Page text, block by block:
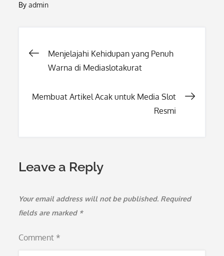
Byadmin
Post
Menjelajahi Kehidupan yang Penuh
Warna di Mediaslotakurat
Membuat Artikel Acak untuk Media Slot
Resmi
Leave a Reply
Your email address will not be published. Required
fields are marked *
Comment *